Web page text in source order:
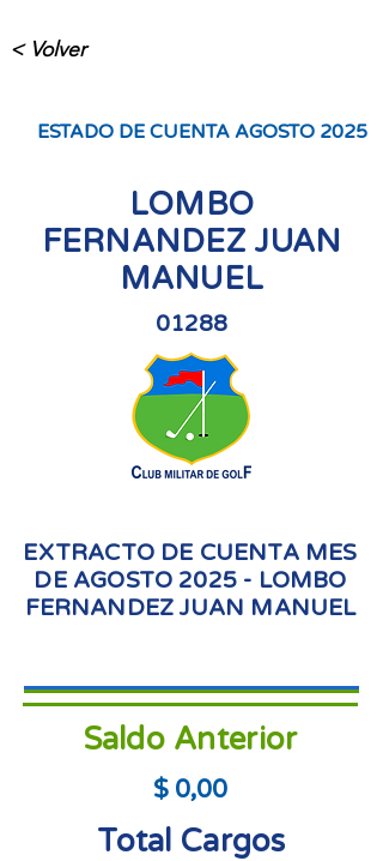
< Volver
ESTADO DE CUENTA AGOSTO 2025
LOMBO
FERNANDEZ JUAN
MANUEL
01288
EXTRACTO DE CUENTA MES
DE AGOSTO 2025 - LOMBO
FERNANDEZ JUAN MANUEL
Saldo Anterior
$ 0,00
Total Cargos